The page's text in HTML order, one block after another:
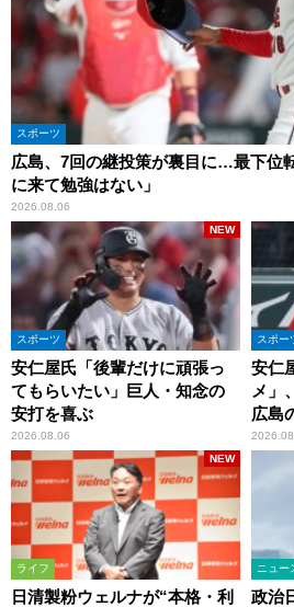
スポーツ
広島、7回の継投策が裏目に…最下位
に来て勉強はない」
2026.08.06
スポーツ
安仁屋氏「後輩だけに頑張っ
てもらいたい」巨人・知念の
安打を喜ぶ
2026.08.06
NEW
スポー
安仁
メ」
広島
ライフ
日清製粉ウェルナが“本格・利
NEW
ニュー
政治